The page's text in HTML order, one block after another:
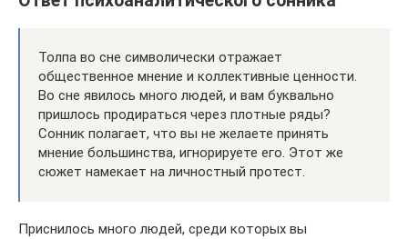
Толпа во сне символически отражает
общественное мнение и коллективные ценности.
Во сне явилось много людей, и вам буквально
пришлось продираться через плотные ряды?
Сонник полагает, что вы не желаете принять
мнение большинства, игнорируете его. Этот же
сюжет намекает на личностный протест.
Приснилось много людей, среди которых вы